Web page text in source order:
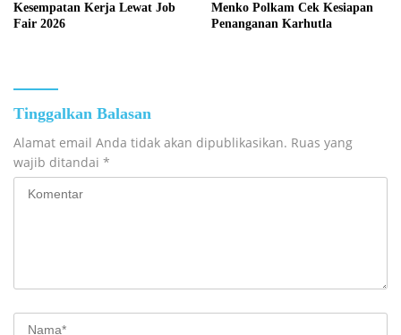
Kesempatan Kerja Lewat Job
Fair 2026
Menko Polkam Cek Kesiapan
Penanganan Karhutla
Tinggalkan Balasan
Alamat email Anda tidak akan dipublikasikan. Ruas yang
wajib ditandai *